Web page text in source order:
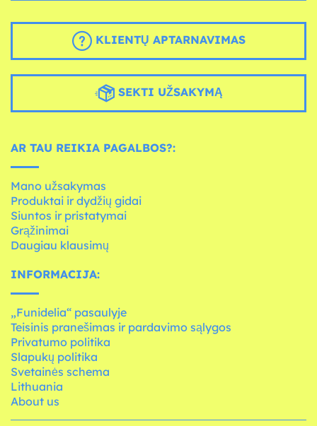
KLIENTŲ APTARNAVIMAS
SEKTI UŽSAKYMĄ
AR TAU REIKIA PAGALBOS?:
Mano užsakymas
Produktai ir dydžių gidai
Siuntos ir pristatymai
Grąžinimai
Daugiau klausimų
INFORMACIJA:
„Funidelia“ pasaulyje
Teisinis pranešimas ir pardavimo sąlygos
Privatumo politika
Slapukų politika
Svetainės schema
Lithuania
About us